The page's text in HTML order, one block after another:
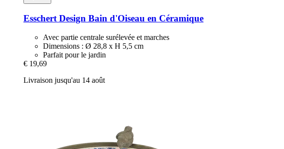
Esschert Design Bain d'Oiseau en Céramique
Avec partie centrale surélevée et marches
Dimensions : Ø 28,8 x H 5,5 cm
Parfait pour le jardin
€ 19,69
Livraison jusqu'au 14 août